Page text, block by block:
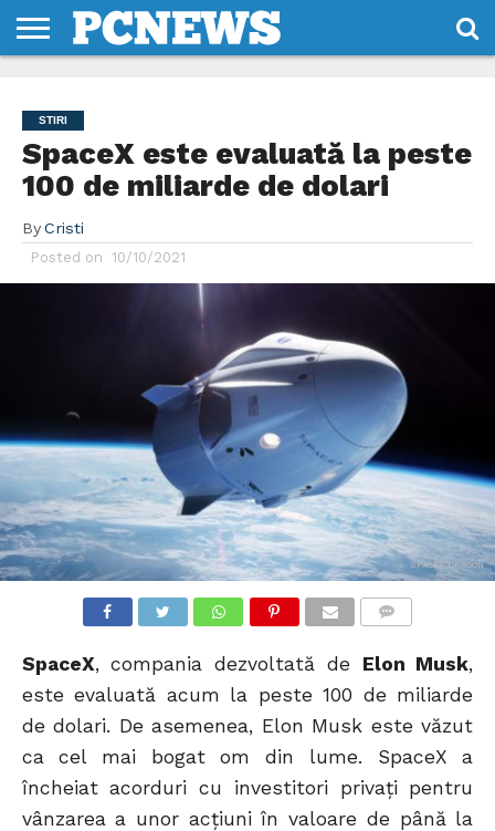
NOI
SI
CONDITII
STIRI
SpaceX este evaluată la peste
100 de miliarde de dolari
By Cristi
Posted on 10/10/2021
SPACEX DRAGON
SpaceX, compania dezvoltată de Elon Musk,
este evaluată acum la peste 100 de miliarde
de dolari. De asemenea, Elon Musk este văzut
ca cel mai bogat om din lume. SpaceX a
încheiat acorduri cu investitori privați pentru
vânzarea a unor acţiuni în valoare de până la